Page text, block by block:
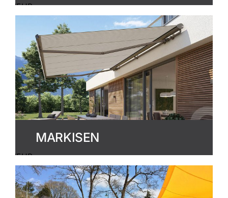
MEHR
ERFAHREN
MARKISEN
MEHR
ERFAHREN